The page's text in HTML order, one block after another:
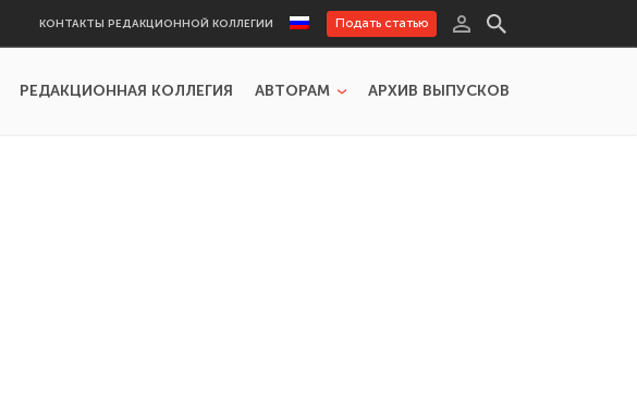
КОНТАКТЫ РЕДАКЦИОННОЙ КОЛЛЕГИИ Подать статью
РЕДАКЦИОННАЯ КОЛЛЕГИЯ АВТОРАМ АРХИВ ВЫПУСКОВ